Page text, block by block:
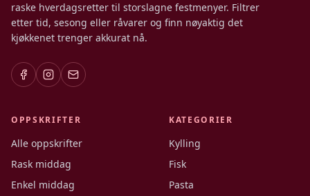
raske hverdagsretter til storslagne festmenyer. Filtrer
etter tid, sesong eller råvarer og finn nøyaktig det
kjøkkenet trenger akkurat nå.
OPPSKRIFTER
Alle oppskrifter
Rask middag
Enkel middag
KATEGORIER
Kylling
Fisk
Pasta